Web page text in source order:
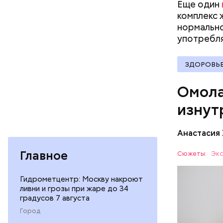
Главное
Гидрометцентр: Москву накроют
ливни и грозы при жаре до 34
градусов 7 августа
Город
Еще один
комплекс
Сюжеты:
Дыня
ряда
бета-
лютеин
наше
калий
По
щавель в